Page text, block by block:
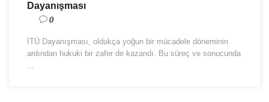
Dayanışması
0
İTÜ Dayanışması, oldukça yoğun bir mücadele döneminin
ardından hukuki bir zafer de kazandı. Bu süreç ve sonucunda
...